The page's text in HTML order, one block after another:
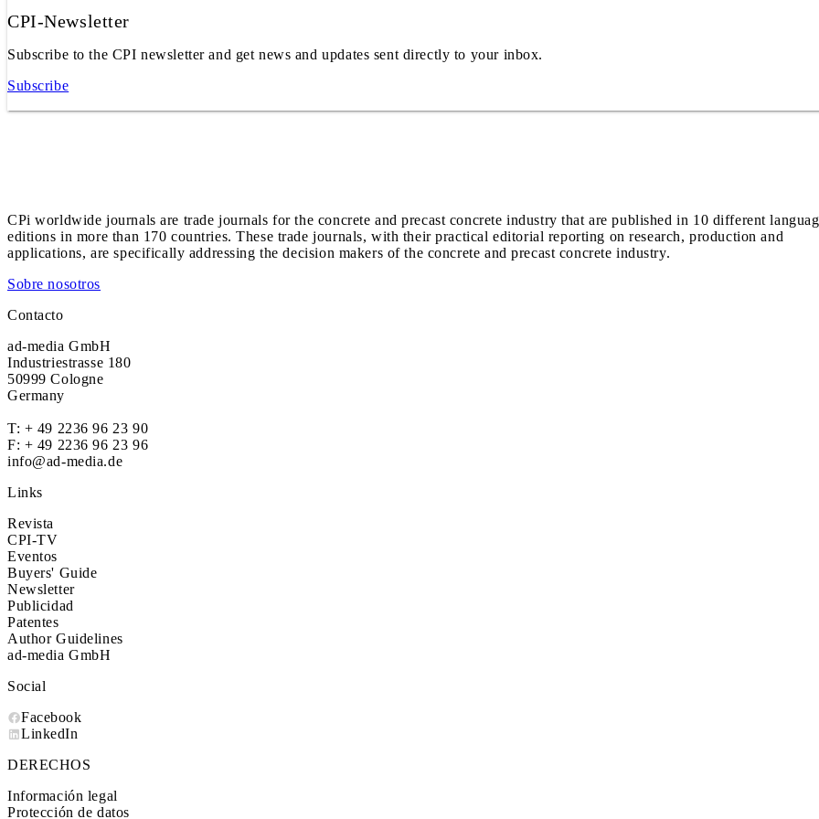
CPI-Newsletter
Subscribe to the CPI newsletter and get news and updates sent directly to your inbox.
Subscribe
CPi worldwide journals are trade journals for the concrete and precast concrete industry that are published in 10 different
editions in more than 170 countries. These trade journals, with their practical editorial reporting on research, production and
applications, are specifically addressing the decision makers of the concrete and precast concrete industry.
Sobre nosotros
Contacto
ad-media GmbH
Industriestrasse 180
50999 Cologne
Germany
T: + 49 2236 96 23 90
F: + 49 2236 96 23 96
info@ad-media.de
Links
Revista
CPI-TV
Eventos
Buyers' Guide
Newsletter
Publicidad
Patentes
Author Guidelines
ad-media GmbH
Social
Facebook
LinkedIn
DERECHOS
Información legal
Protección de datos